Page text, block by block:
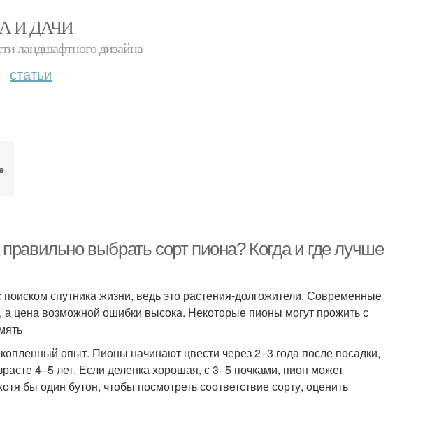
И ДАЧИ
ландшафтного дизайна
статьи
выбрать сорт пиона? Когда и где лучше
спутника жизни, ведь это растения-долгожители. Современные
а цена возможной ошибки высока. Некоторые пионы могут прожить с
опыт. Пионы начинают цвести через 2–3 года после посадки,
4–5 лет. Если деленка хорошая, с 3–5 почками, пион может
бы один бутон, чтобы посмотреть соответствие сорту, оценить